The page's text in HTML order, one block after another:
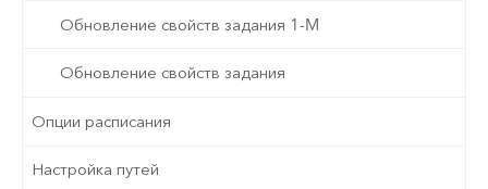
Обновление свойств задания 1-M
Обновление свойств задания
Опции расписания
Настройка путей